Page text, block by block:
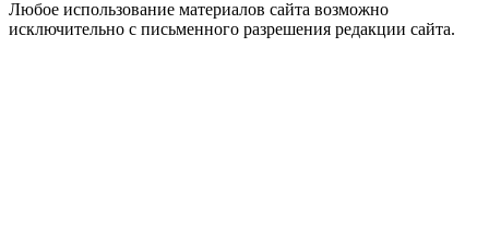
Любое использование материалов сайта возможно
исключительно с письменного разрешения редакции сайта.